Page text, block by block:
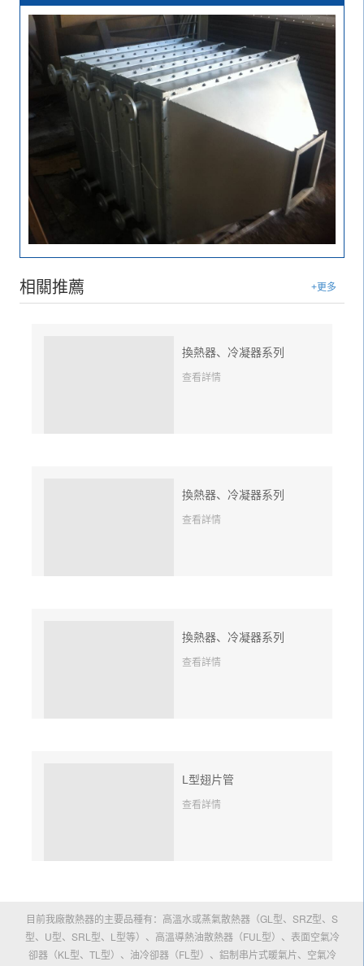
相關推薦 +更多
換熱器、冷凝器系列
查看詳情
換熱器、冷凝器系列
查看詳情
換熱器、冷凝器系列
查看詳情
L型翅片管
查看詳情
目前我廠散熱器的主要品種有：高溫水或蒸氣散熱器（GL型、SRZ型、S
型、U型、SRL型、L型等）、高溫導熱油散熱器（FUL型）、表面空氣冷
卻器（KL型、TL型）、油冷卻器（FL型）、鋁制串片式暖氣片、空氣冷